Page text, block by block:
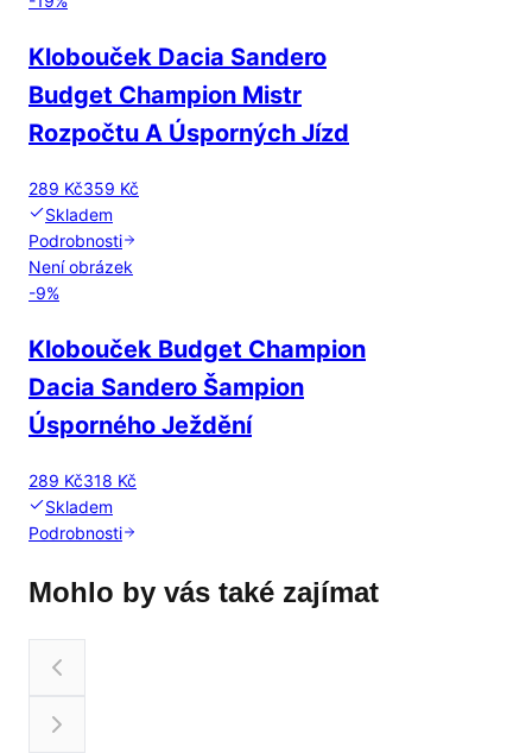
Klobouček Dacia Sandero
Budget Champion Mistr
Rozpočtu A Úsporných Jízd
289 Kč359 Kč
Skladem
Podrobnosti
Není obrázek
-9%
Klobouček Budget Champion
Dacia Sandero Šampion
Úsporného Ježdění
289 Kč318 Kč
Skladem
Podrobnosti
Mohlo by vás také zajímat